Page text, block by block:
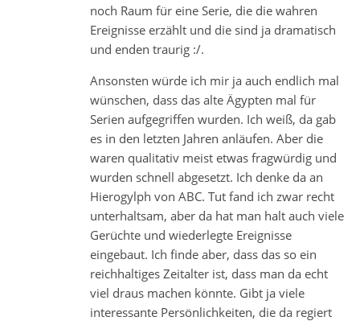
noch Raum für eine Serie, die die wahren
Ereignisse erzählt und die sind ja dramatisch
und enden traurig :/.
Ansonsten würde ich mir ja auch endlich mal
wünschen, dass das alte Ägypten mal für
Serien aufgegriffen wurden. Ich weiß, da gab
es in den letzten Jahren anläufen. Aber die
waren qualitativ meist etwas fragwürdig und
wurden schnell abgesetzt. Ich denke da an
Hierogylph von ABC. Tut fand ich zwar recht
unterhaltsam, aber da hat man halt auch viele
Gerüchte und wiederlegte Ereignisse
eingebaut. Ich finde aber, dass das so ein
reichhaltiges Zeitalter ist, dass man da echt
viel draus machen könnte. Gibt ja viele
interessante Persönlichkeiten, die da regiert